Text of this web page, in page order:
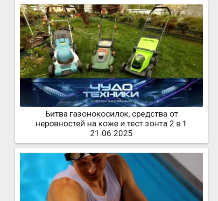
Битва газонокосилок, средства от
неровностей на коже и тест зонта 2 в 1
21.06.2025